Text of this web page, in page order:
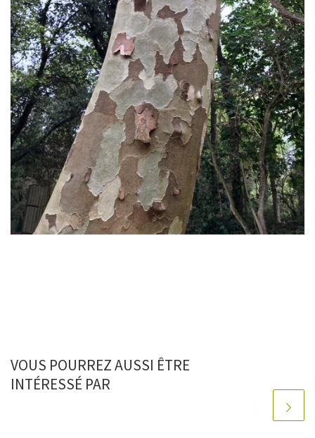
VOUS POURREZ AUSSI ÊTRE
INTÉRESSÉ PAR